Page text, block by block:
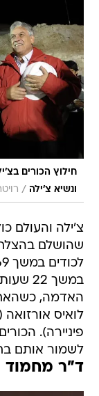
חילוץ הכורים
ונשיא צ'ילה /
צ'ילה והעולם
במשך
האדמה,
לואיס
פיניירה).
לשמור אותם
ד"ר מחמוד